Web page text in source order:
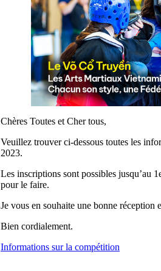
Chères Toutes et Cher tous,
Veuillez trouver ci-dessous toutes les
2023.
Les inscriptions sont possibles jusqu’au
pour le faire.
Je vous en souhaite une bonne
Bien cordialement.
Informations sur la compétition